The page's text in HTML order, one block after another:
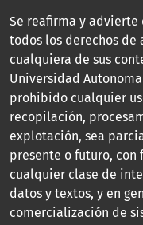
Se reafirma y advierte
todos los derechos de
cualquiera de sus
Universidad
prohibido cualquier
recopilación,
explotación, sea
presente o futuro, con
cualquier clase de
datos y textos, y en
comercialización de